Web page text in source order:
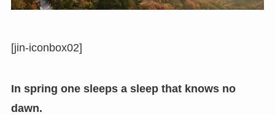
[jin-iconbox02]
In spring one sleeps a sleep that knows no
dawn.